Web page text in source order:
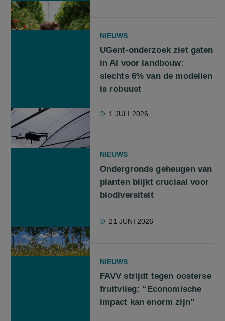
NIEUWS
UGent-onderzoek ziet gaten
in AI voor landbouw:
slechts 6% van de modellen
is robuust
1 JULI 2026
NIEUWS
Ondergronds geheugen van
planten blijkt cruciaal voor
biodiversiteit
21 JUNI 2026
NIEUWS
FAVV strijdt tegen oosterse
fruitvlieg: “Economische
impact kan enorm zijn”